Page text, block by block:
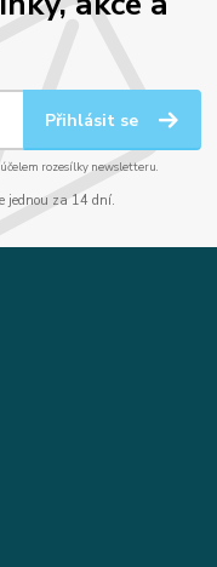
Přihlásit se
rozesílky newsletteru.
jednou za 14 dní.